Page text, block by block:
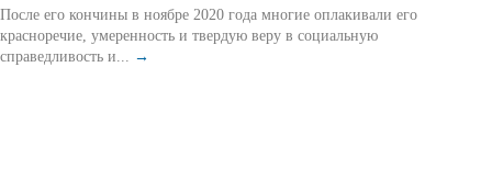
После его кончины в ноябре 2020 года многие оплакивали его
красноречие, умеренность и твердую веру в социальную
справедливость и... →